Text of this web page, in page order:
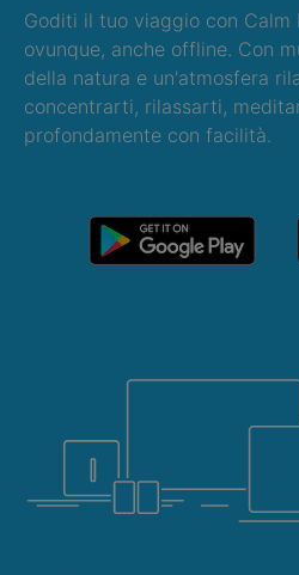
Goditi il tuo viaggio con Calm
ovunque, anche offline. Con
della natura e un'atmosfera
concentrarti, rilassarti,
profondamente con facilità.